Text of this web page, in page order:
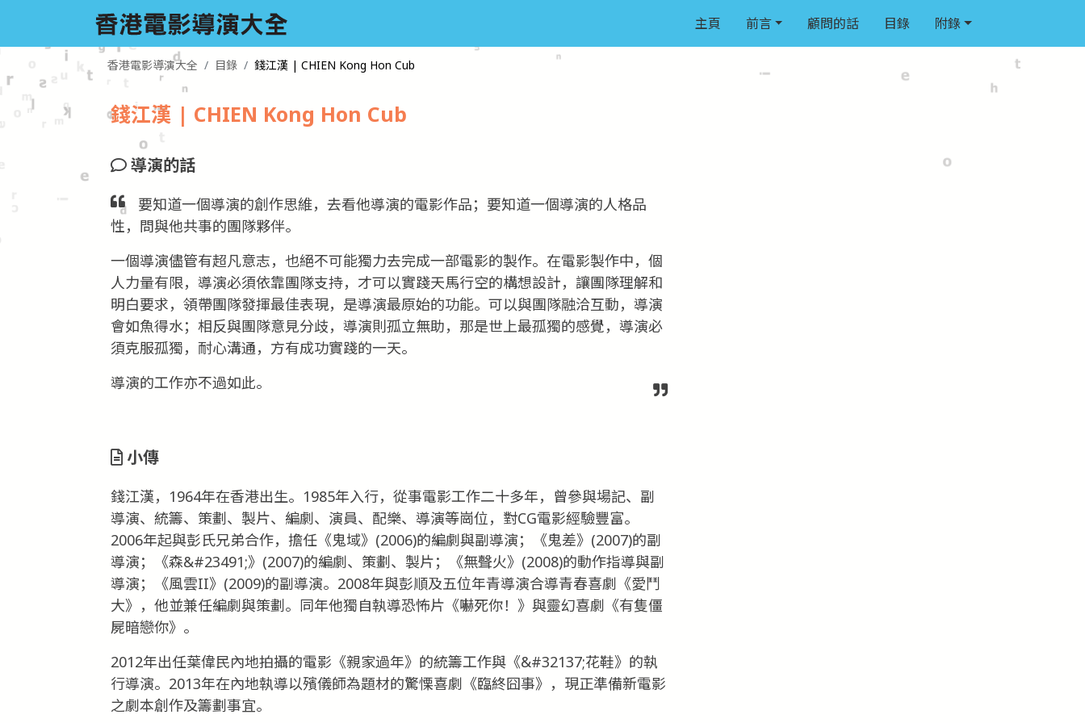
主頁 前言 顧問的話 目錄 附錄
香港電影導演大全 目錄 錢江漢 | CHIEN Kong Hon Cub
錢江漢 | CHIEN Kong Hon Cub
導演的話
要知道一個導演的創作思維，去看他導演的電影作品；要知道一個導演的人格品
性，問與他共事的團隊夥伴。
一個導演儘管有超凡意志，也絕不可能獨力去完成一部電影的製作。在電影製作中，個
人力量有限，導演必須依靠團隊支持，才可以實踐天馬行空的構想設計，讓團隊理解和
明白要求，領帶團隊發揮最佳表現，是導演最原始的功能。可以與團隊融洽互動，導演
會如魚得水；相反與團隊意見分歧，導演則孤立無助，那是世上最孤獨的感覺，導演必
須克服孤獨，耐心溝通，方有成功實踐的一天。
導演的工作亦不過如此。
小傳
錢江漢，1964年在香港出生。1985年入行，從事電影工作二十多年，曾參與場記、副
導演、統籌、策劃、製片、編劇、演員、配樂、導演等崗位，對CG電影經驗豐富。
2006年起與彭氏兄弟合作，擔任《鬼域》(2006)的編劇與副導演；《鬼差》(2007)的副
導演；《森&#23491;》(2007)的編劇、策劃、製片；《無聲火》(2008)的動作指導與副
導演；《風雲II》(2009)的副導演。2008年與彭順及五位年青導演合導青春喜劇《愛鬥
大》，他並兼任編劇與策劃。同年他獨自執導恐怖片《嚇死你！》與靈幻喜劇《有隻僵
屍暗戀你》。
2012年出任葉偉民內地拍攝的電影《親家過年》的統籌工作與《&#32137;花鞋》的執
行導演。2013年在內地執導以殯儀師為題材的驚慄喜劇《臨終囧事》，現正準備新電影
之劇本創作及籌劃事宜。